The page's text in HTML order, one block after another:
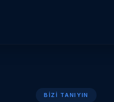
BIZI TANIYIN